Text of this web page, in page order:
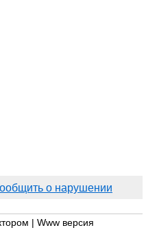
о нарушении
Www версия